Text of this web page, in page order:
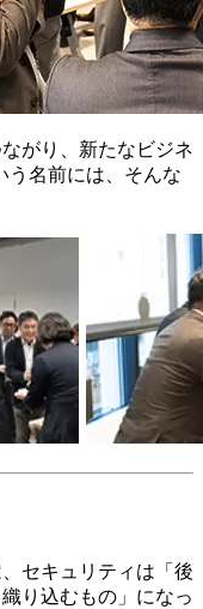
がり、新たなビジネ
う名前には、そんな
セキュリティは「後
り込むもの」になっ